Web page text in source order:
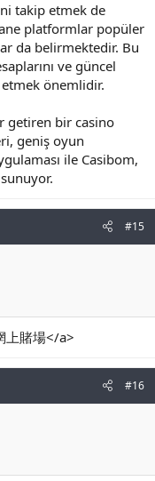
takip etmek de
platformlar popüler
da belirmektedir. Bu
ve güncel
önemlidir.
getiren bir casino
geniş oyun
ile Casibom,
#15
上賭場</a>
#16